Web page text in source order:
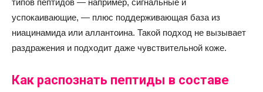
типов пептидов — например, сигнальные и
успокаивающие, — плюс поддерживающая база из
ниацинамида или аллантоина. Такой подход не вызывает
раздражения и подходит даже чувствительной коже.
Как распознать пептиды в составе